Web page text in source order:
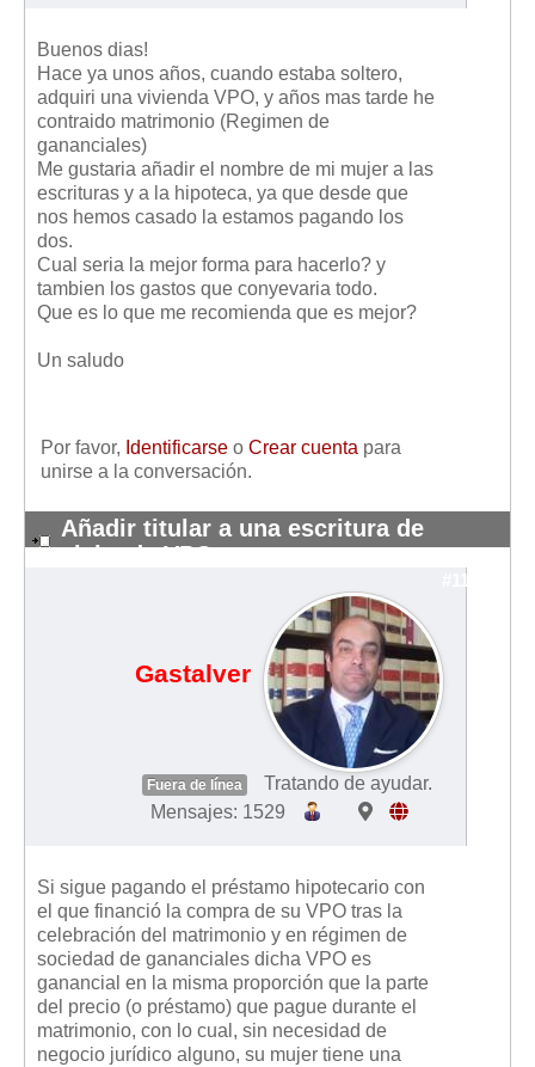
Legislación sobre la Comunidad de Propietarios
Legislación sobre Adquisición de Vivienda en Propiedad
Legislación de interés práctico
Diccionario
Usuario
Entrar / Salir
Mis boletines
Buenos dias!
Hace ya unos años, cuando estaba soltero,
adquiri una vivienda VPO, y años mas tarde he
contraido matrimonio (Regimen de
gananciales)
Me gustaria añadir el nombre de mi mujer a las
escrituras y a la hipoteca, ya que desde que
nos hemos casado la estamos pagando los
dos.
Cual seria la mejor forma para hacerlo? y
tambien los gastos que conyevaria todo.
Que es lo que me recomienda que es mejor?
Un saludo
Por favor, Identificarse o Crear cuenta para
unirse a la conversación.
Añadir titular a una escritura de
vivienda VPO
Gastalver
Fuera de línea
Tratando de ayudar.
Mensajes: 1529
Si sigue pagando el préstamo hipotecario con
el que financió la compra de su VPO tras la
celebración del matrimonio y en régimen de
sociedad de gananciales dicha VPO es
ganancial en la misma proporción que la parte
del precio (o préstamo) que pague durante el
matrimonio, con lo cual, sin necesidad de
negocio jurídico alguno, su mujer tiene una